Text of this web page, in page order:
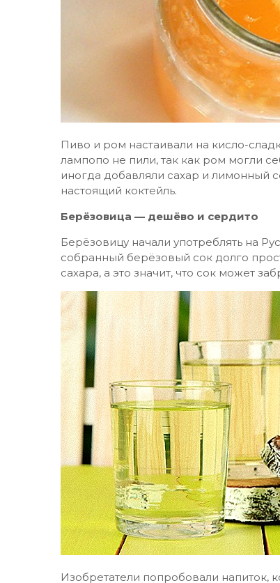
Пиво и ром настаивали на кисло-
лампопо не пили, так как ром могли
иногда добавляли сахар и лимонный
настоящий коктейль.
Берёзовица — дешёво и сердито
Берёзовицу начали употреблять на
собранный берёзовый сок долго
сахара, а это значит, что сок может
Изобретатели попробовали напиток,